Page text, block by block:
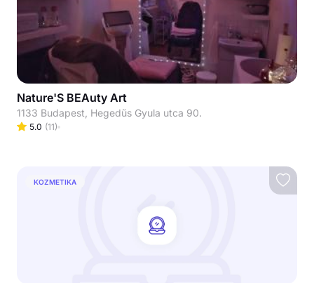
Nature'S BEAuty Art
1133 Budapest, Hegedűs Gyula utca 90.
5.0 (11)
KOZMETIKA